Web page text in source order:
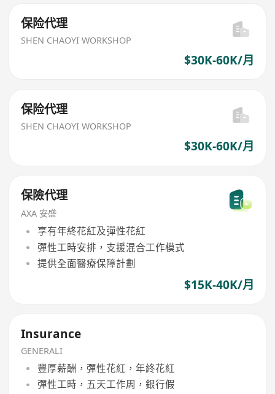
保险代理
SHEN CHAOYI WORKSHOP
$30K-60K/月
保险代理
SHEN CHAOYI WORKSHOP
$30K-60K/月
保險代理
AXA 安盛
享有年終花紅及彈性花紅
彈性工時安排，支援混合工作模式
提供全面醫療保障計劃
$15K-40K/月
Insurance
GENERALI
豐厚薪酬，彈性花紅，年終花紅
彈性工時，五天工作周，銀行假